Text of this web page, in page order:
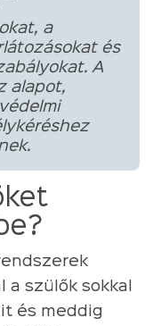
a
és
A
alapot,
a szülők sokkal
és meddig